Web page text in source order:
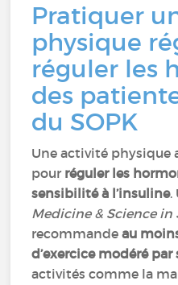
Pratiquer
physique
réguler les
des
du SOPK
Une activité physique
pour réguler les
sensibilité à l’insuline.
Medicine & Science in
recommande au
d’exercice modéré
activités comme la